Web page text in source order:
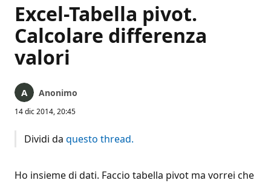
Excel-Tabella pivot.
Calcolare differenza
valori
Anonimo
14 dic 2014, 20:45
Dividi da questo thread.
Ho insieme di dati. Faccio tabella pivot ma vorrei che